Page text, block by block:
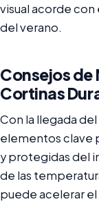
visual acorde
del verano.
Consejos de
Cortinas
Con la llegada
elementos clave
y protegidas del
de las
puede acelerar